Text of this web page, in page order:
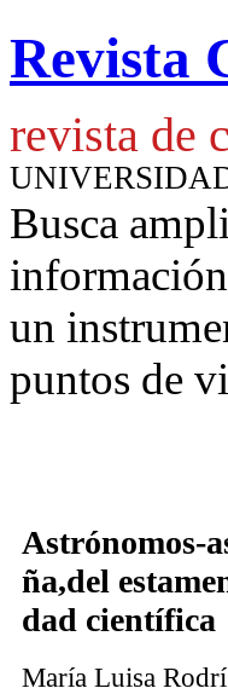
Revista
revista de
Busca
un
puntos de
As­tró­no­mos-
ña,del
dad cien­tí­fi­ca
Ma­ría Lui­sa